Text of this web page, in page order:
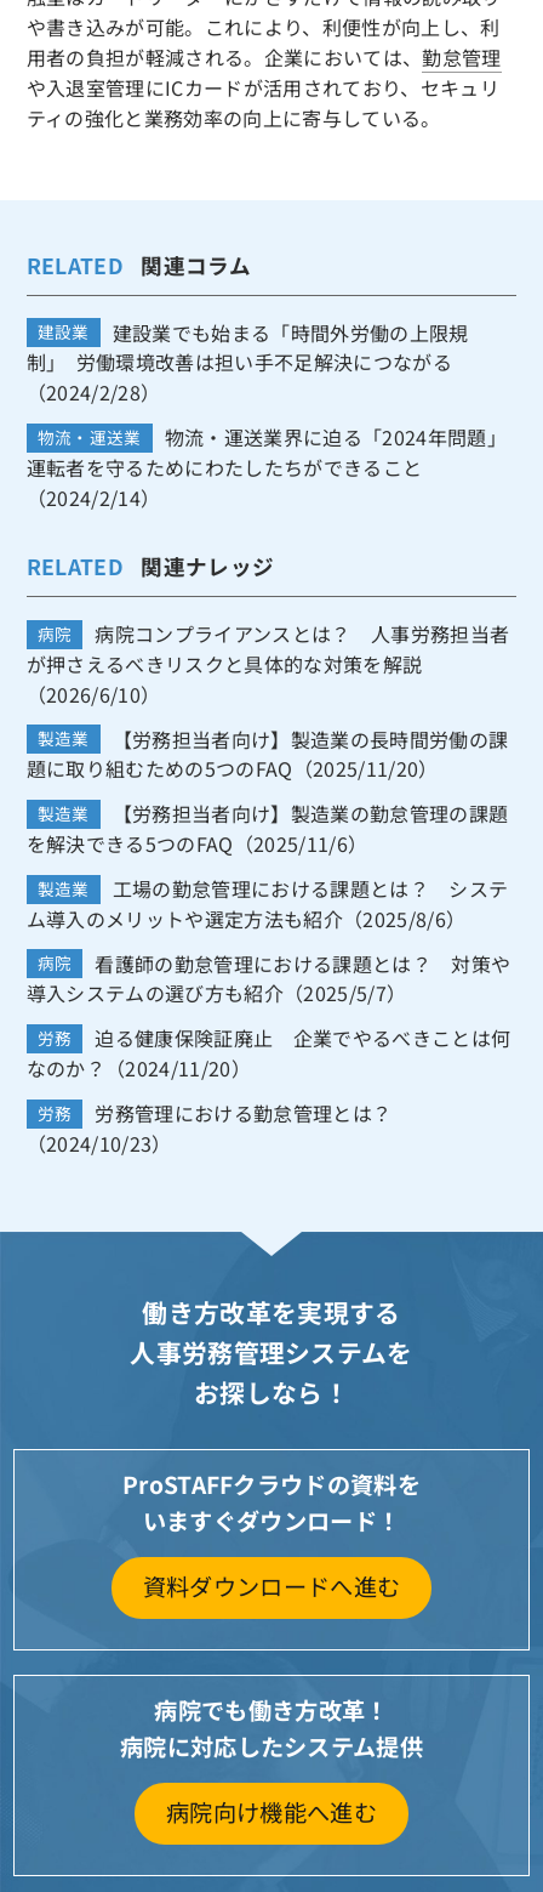
や書き込みが可能。これにより、利便性が向上し、利
用者の負担が軽減される。企業においては、勤怠管理
や入退室管理にICカードが活用されており、セキュリ
ティの強化と業務効率の向上に寄与している。
RELATED 関連コラム
建設業
建設業でも始まる「時間外労働の上限規
制」 労働環境改善は担い手不足解決につながる
（2024/2/28）
物流・運送業
物流・運送業界に迫る「2024年問題」
運転者を守るためにわたしたちができること
（2024/2/14）
RELATED 関連ナレッジ
病院
病院コンプライアンスとは？ 人事労務担当者
が押さえるべきリスクと具体的な対策を解説
（2026/6/10）
製造業
【労務担当者向け】製造業の長時間労働の課
題に取り組むための5つのFAQ（2025/11/20）
製造業
【労務担当者向け】製造業の勤怠管理の課題
を解決できる5つのFAQ（2025/11/6）
製造業
工場の勤怠管理における課題とは？ システ
ム導入のメリットや選定方法も紹介（2025/8/6）
病院
看護師の勤怠管理における課題とは？ 対策や
導入システムの選び方も紹介（2025/5/7）
労務
迫る健康保険証廃止 企業でやるべきことは何
なのか？（2024/11/20）
労務
労務管理における勤怠管理とは？
（2024/10/23）
働き方改革を実現する
人事労務管理システムを
お探しなら！
ProSTAFFクラウドの資料を
いますぐダウンロード！
資料ダウンロードへ進む
病院でも働き方改革！
病院に対応したシステム提供
病院向け機能へ進む